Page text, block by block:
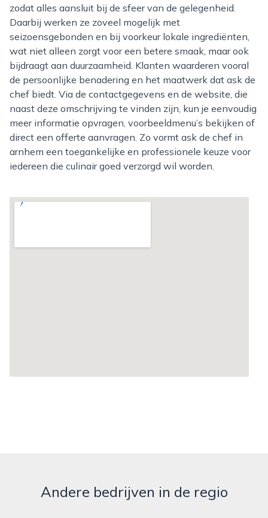
zodat alles aansluit bij de sfeer van de gelegenheid.
Daarbij werken ze zoveel mogelijk met
seizoensgebonden en bij voorkeur lokale ingrediënten,
wat niet alleen zorgt voor een betere smaak, maar ook
bijdraagt aan duurzaamheid. Klanten waarderen vooral
de persoonlijke benadering en het maatwerk dat ask de
chef biedt. Via de contactgegevens en de website, die
naast deze omschrijving te vinden zijn, kun je eenvoudig
meer informatie opvragen, voorbeeldmenu’s bekijken of
direct een offerte aanvragen. Zo vormt ask de chef in
arnhem een toegankelijke en professionele keuze voor
iedereen die culinair goed verzorgd wil worden.
Andere bedrijven in de regio